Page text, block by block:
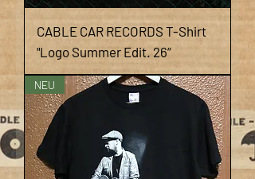
CABLE CAR RECORDS T-Shirt
"Logo Summer Edit. 26“
NEU